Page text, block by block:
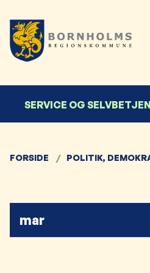
SERVICE OG
FORSIDE POLITIK,
mar